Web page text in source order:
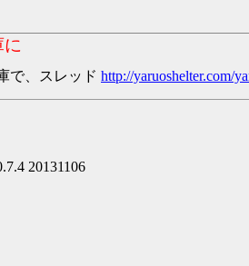
に
で、スレッド http://yaruoshelter.com/
20131106